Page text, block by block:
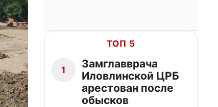
ТОП 5
1
Замглавврача
Иловлинской ЦРБ
арестован после
обысков